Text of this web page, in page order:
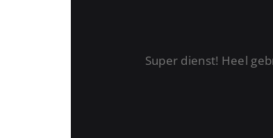
Super dienst! Heel